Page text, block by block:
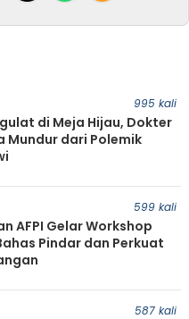
995 kali
di Meja Hijau, Dokter
Mundur dari Polemik
599 kali
AFPI Gelar Workshop
Pindar dan Perkuat
587 kali